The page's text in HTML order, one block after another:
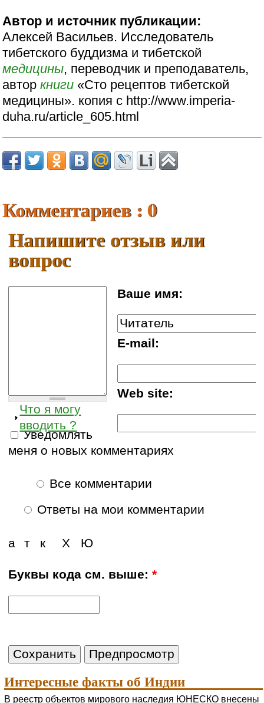
Автор и источник публикации:
Алексей Васильев. Исследователь
тибетского буддизма и тибетской
медицины, переводчик и преподаватель,
авторкниги «Сто рецептов тибетской
медицины». копия с http://www.imperia-
duha.ru/article_605.html
Комментариев : 0
Напишите отзыв или
вопрос
Ваше имя:
E-mail:
Web site:
Что я могу
вводить ?
Уведомлять
меня о новых комментариях
Все комментарии
Ответы на мои комментарии
а т к Ю
Х
Буквы кода см. выше:*
Интересные факты об Индии
В реестр объектов мирового наследия ЮНЕСКО внесены